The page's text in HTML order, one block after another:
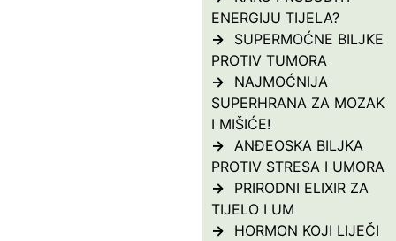
ENERGIJU TIJELA?
SUPERMOĆNE BILJKE
PROTIV TUMORA
NAJMOĆNIJA
SUPERHRANA ZA MOZAK
I MIŠIĆE!
ANĐEOSKA BILJKA
PROTIV STRESA I UMORA
PRIRODNI ELIXIR ZA
TIJELO I UM
HORMON KOJI LIJEČI